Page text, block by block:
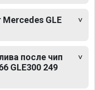
GLE
после чип
GLE300 249